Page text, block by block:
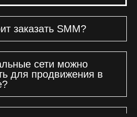
заказать SMM?
сети можно
для продвижения в